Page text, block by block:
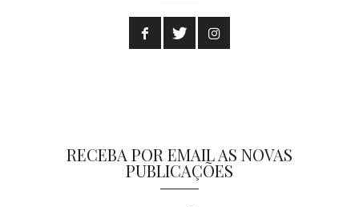
RECEBA POR EMAIL AS NOVAS
PUBLICAÇÕES